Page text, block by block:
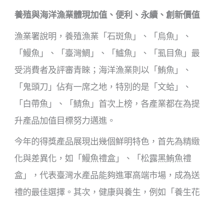
養殖與海洋漁業體現加值、便利、永續、創新價值
漁業署說明，養殖漁業「石斑魚」、「烏魚」、
「鰻魚」、「臺灣鯛」、「鱸魚」、「虱目魚」最
受消費者及評審青睞；海洋漁業則以「鮪魚」、
「鬼頭刀」佔有一席之地，特別的是「文蛤」、
「白帶魚」、「鯖魚」首次上榜，各產業都在為提
升產品加值目標努力邁進。
今年的得獎產品展現出幾個鮮明特色，首先為精緻
化與差異化，如「鰻魚禮盒」、「松露黑鮪魚禮
盒」，代表臺灣水產品能夠進軍高端市場，成為送
禮的最佳選擇。其次，健康與養生，例如「養生花